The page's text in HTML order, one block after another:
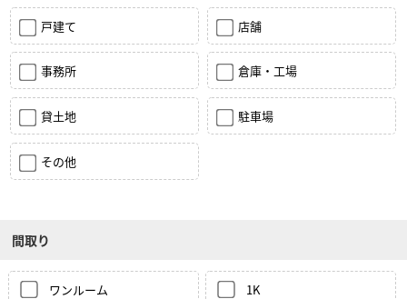
戸建て 店舗
事務所 倉庫・工場
貸土地 駐車場
その他
間取り
ワンルーム 1K